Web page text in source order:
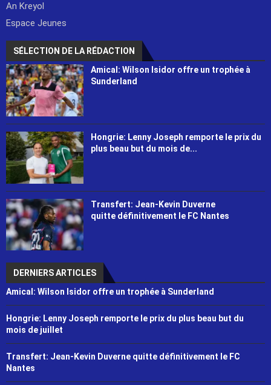
An Kreyol
Espace Jeunes
SÉLECTION DE LA RÉDACTION
Amical: Wilson Isidor offre un trophée à
Sunderland
Hongrie: Lenny Joseph remporte le prix du
plus beau but du mois de...
Transfert: Jean-Kevin Duverne
quitte définitivement le FC Nantes
DERNIERS ARTICLES
Amical: Wilson Isidor offre un trophée à Sunderland
Hongrie: Lenny Joseph remporte le prix du plus beau but du
mois de juillet
Transfert: Jean-Kevin Duverne quitte définitivement le FC
Nantes